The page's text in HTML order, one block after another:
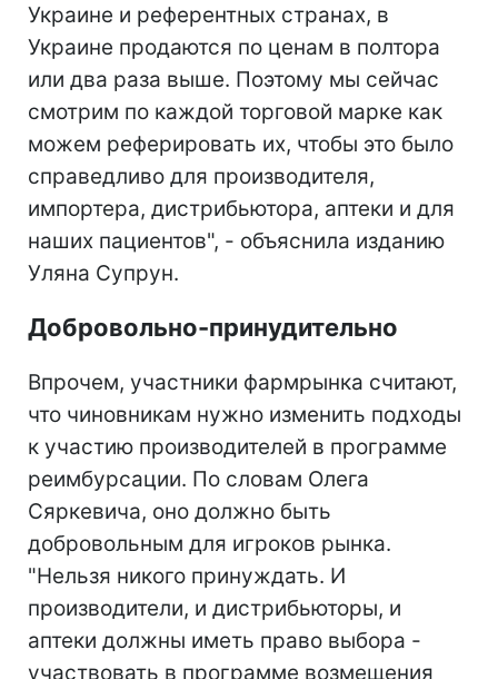
Украине и референтных странах, в
Украине продаются по ценам в полтора
или два раза выше. Поэтому мы сейчас
смотрим по каждой торговой марке как
можем реферировать их, чтобы это было
справедливо для производителя,
импортера, дистрибьютора, аптеки и для
наших пациентов", - объяснила изданию
Уляна Супрун.
Добровольно-принудительно
Впрочем, участники фармрынка считают,
что чиновникам нужно изменить подходы
к участию производителей в программе
реимбурсации. По словам Олега
Сяркевича, оно должно быть
добровольным для игроков рынка.
"Нельзя никого принуждать. И
производители, и дистрибьюторы, и
аптеки должны иметь право выбора -
участвовать в программе возмещения